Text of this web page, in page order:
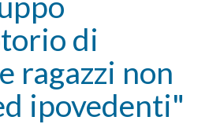
di
ragazzi non
ipovedenti"